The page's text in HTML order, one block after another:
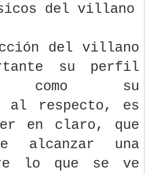
del villano
del villano
su perfil
como su
al respecto, es
en claro, que
alcanzar una
lo que se ve